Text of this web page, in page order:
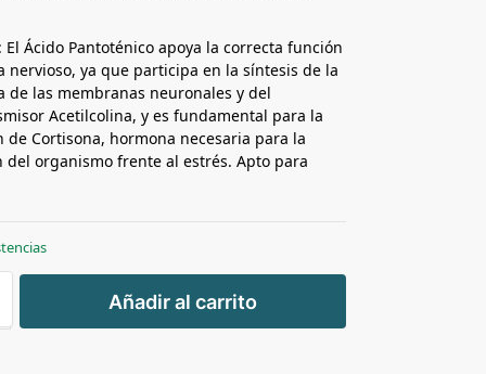
Ácido Pantoténico apoya la correcta función
nervioso, ya que participa en la síntesis de la
de las membranas neuronales y del
Acetilcolina, y es fundamental para la
de Cortisona, hormona necesaria para la
del organismo frente al estrés. Apto para
Añadir al carrito